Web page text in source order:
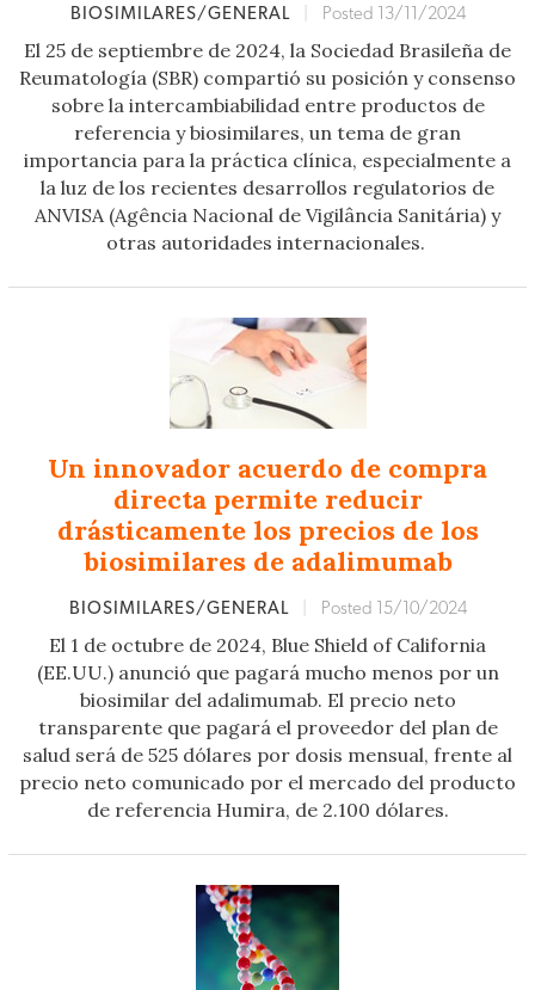
BIOSIMILARES/GENERAL Posted 13/11/2024
El 25 de septiembre de 2024, la Sociedad Brasileña de
Reumatología (SBR) compartió su posición y consenso
sobre la intercambiabilidad entre productos de
referencia y biosimilares, un tema de gran
importancia para la práctica clínica, especialmente a
la luz de los recientes desarrollos regulatorios de
ANVISA (Agência Nacional de Vigilância Sanitária) y
otras autoridades internacionales.
Un innovador acuerdo de compra
directa permite reducir
drásticamente los precios de los
biosimilares de adalimumab
BIOSIMILARES/GENERAL Posted 15/10/2024
El 1 de octubre de 2024, Blue Shield of California
(EE.UU.) anunció que pagará mucho menos por un
biosimilar del adalimumab. El precio neto
transparente que pagará el proveedor del plan de
salud será de 525 dólares por dosis mensual, frente al
precio neto comunicado por el mercado del producto
de referencia Humira, de 2.100 dólares.